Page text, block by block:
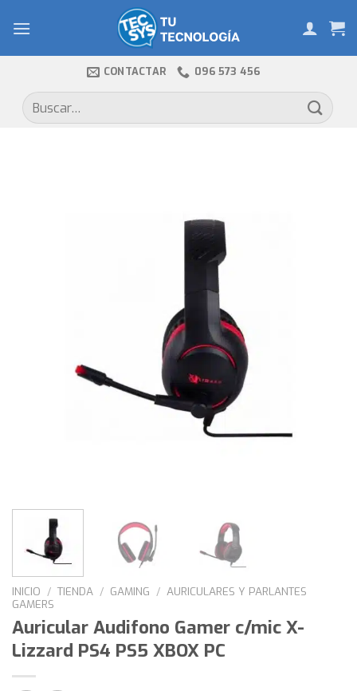
CONTACTAR 096 573 456
Buscar
por:
INICIO / TIENDA / GAMING / AURICULARES Y PARLANTES
GAMERS
Auricular Audifono Gamer c/mic X-
Lizzard PS4 PS5 XBOX PC